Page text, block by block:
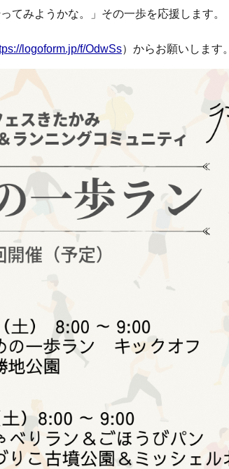
てみようかな。」その一歩を応援します。
logoform.jp/f/OdwSs）からお願いします。